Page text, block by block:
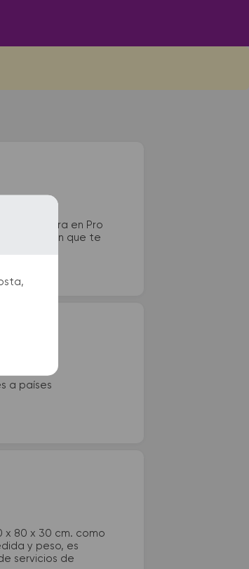
encuentra en Pro
información que te
a países
x 80 x 30 cm. como
y peso, es
servicios de